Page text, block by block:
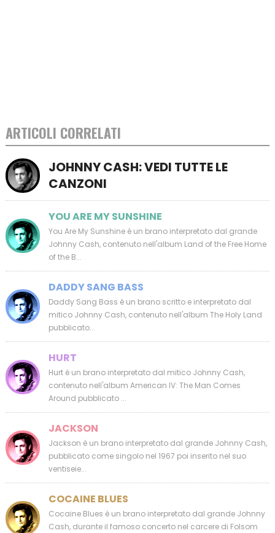
ARTICOLI CORRELATI
JOHNNY CASH: VEDI TUTTE LE
CANZONI
YOU ARE MY SUNSHINE
You Are My Sunshine è un brano interpretato dal grande
Johnny Cash, contenuto nell'album Land of the Free Home
of the B...
DADDY SANG BASS
Daddy Sang Bass è un brano scritto e interpretato dal
mitico Johnny Cash, contenuto nell'album The Holy Land
pubblicato...
HURT
Hurt è un brano interpretato dal mitico Johnny Cash,
contenuto nell'album American IV: The Man Comes
Around pubblicato ...
JACKSON
Jackson è un brano interpretato dal grande Johnny Cash,
pubblicato come singolo nel 1967 poi inserito nel suo
ventiseie...
COCAINE BLUES
Cocaine Blues è un brano interpretato dal grande Johnny
Cash, durante il famoso concerto nel carcere di Folsom